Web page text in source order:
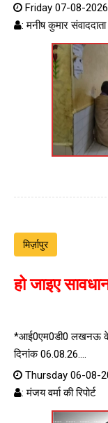
Friday 07-08-
: मनीष कुमार संवाददाता
मिर्ज़ापुर
हो जाइए
*आई0एम0डी0 लखनऊ के
दिनांक 06.08.26....
Thursday 06-08-
: मंजय वर्मा की रिपोर्ट